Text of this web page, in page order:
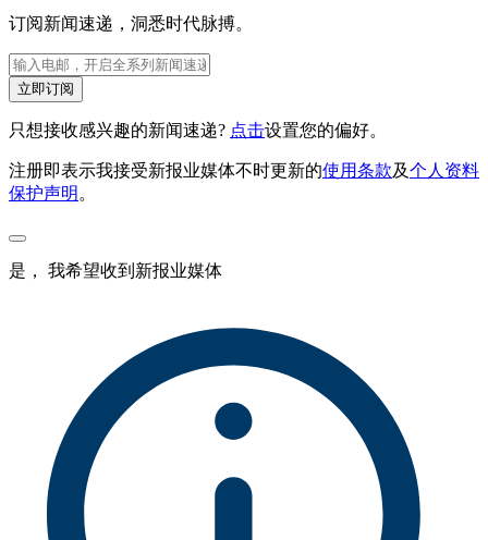
订阅新闻速递，洞悉时代脉搏。
立即订阅
只想接收感兴趣的新闻速递? 点击设置您的偏好。
注册即表示我接受新报业媒体不时更新的使用条款及个人资料
保护声明 。
是， 我希望收到新报业媒体